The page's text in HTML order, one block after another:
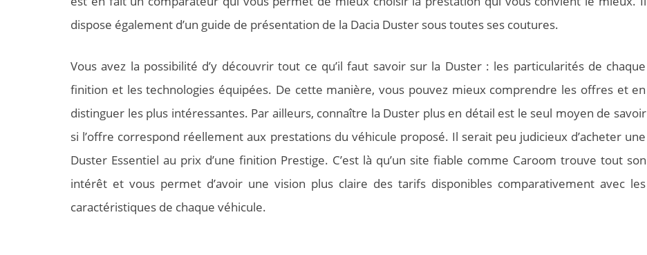
dispose également d’un guide de présentation de la Dacia Duster sous toutes ses coutures.
Vous avez la possibilité d’y découvrir tout ce qu’il faut savoir sur la Duster : les particularités de chaque
finition et les technologies équipées. De cette manière, vous pouvez mieux comprendre les offres et en
distinguer les plus intéressantes. Par ailleurs, connaître la Duster plus en détail est le seul moyen de savoir
si l’offre correspond réellement aux prestations du véhicule proposé. Il serait peu judicieux d’acheter une
Duster Essentiel au prix d’une finition Prestige. C’est là qu’un site fiable comme Caroom trouve tout son
intérêt et vous permet d’avoir une vision plus claire des tarifs disponibles comparativement avec les
caractéristiques de chaque véhicule.